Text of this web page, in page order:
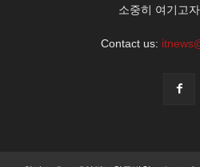
소중히 여기고
Contact us: